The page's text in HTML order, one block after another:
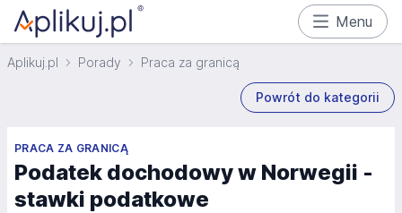
Menu
Aplikuj.pl Porady Praca za granicą
Powrót do kategorii
PRACA ZA GRANICĄ
Podatek dochodowy w Norwegii -
stawki podatkowe